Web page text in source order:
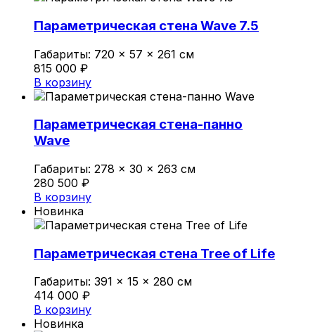
Параметрическая стена Wave 7.5
Габариты: 720 × 57 × 261 см
815 000 ₽
В корзину
Параметрическая стена-панно
Wave
Габариты: 278 × 30 × 263 см
280 500 ₽
В корзину
Новинка
Параметрическая стена Tree of Life
Габариты: 391 × 15 × 280 см
414 000 ₽
В корзину
Новинка